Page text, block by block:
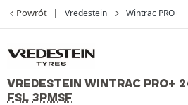
Powrót Vredestein Wintrac PRO+
VREDESTEIN WINTRAC PRO+
FSL 3PMSF